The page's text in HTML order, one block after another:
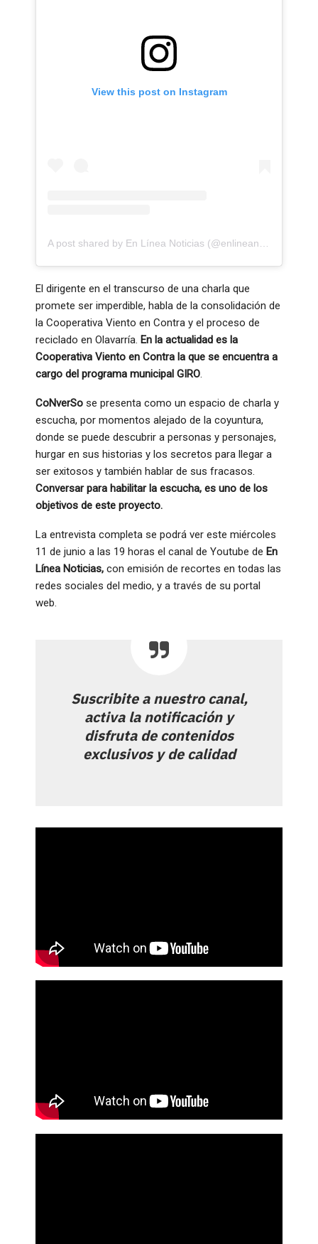
View this post on Instagram
El dirigente en el transcurso de una charla que
promete ser imperdible, habla de la consolidación de
la Cooperativa Viento en Contra y el proceso de
reciclado en Olavarría. En la actualidad es la
Cooperativa Viento en Contra la que se encuentra a
cargo del programa municipal GIRO
CoNverSo se presenta como un espacio de charla y
escucha, por momentos alejado de la coyuntura,
donde se puede descubrir a personas y personajes,
hurgar en sus historias y los secretos para llegar a
ser exitosos y también hablar de sus fracasos.
Conversar para habilitar la escucha, es uno de los
objetivos de este proyecto.
La entrevista completa se podrá ver este miércoles
11 de junio a las 19 horas el canal de Youtube de En
Línea Noticias, con emisión de recortes en todas las
redes sociales del medio, y a través de su portal
web.
Suscribite a nuestro canal,
activa la notificación y
disfruta de contenidos
exclusivos y de calidad